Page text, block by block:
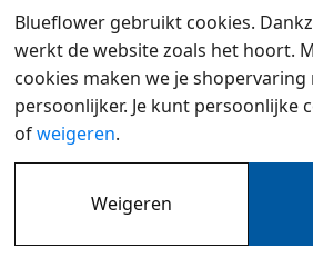
Beoordeeld met een 9,6
Overzicht
© 2007 - 2026 -
Blueflower gebruikt cookies.
werkt de website zoals het hoort.
cookies maken we je shopervaring
persoonlijker. Je kunt persoonlijke
ofweigeren.
Weigeren